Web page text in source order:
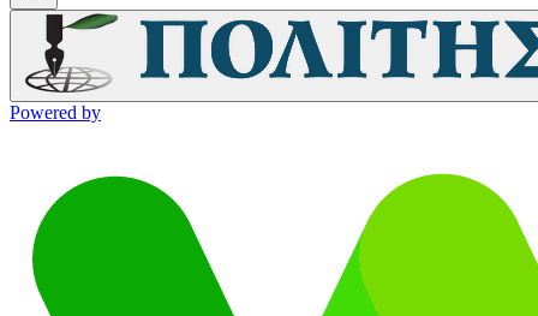
Powered by